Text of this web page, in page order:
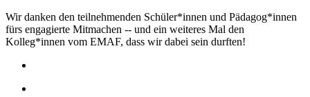
Wir danken den teilnehmenden Schüler*innen und Pädagog*innen
fürs engagierte Mitmachen -- und ein weiteres Mal den
Kolleg*innen vom EMAF, dass wir dabei sein durften!